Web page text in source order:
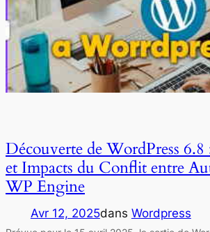
Découverte de WordPress
et Impacts du Conflit entre
WP Engine
Avr 12, 2025dans Wordpress